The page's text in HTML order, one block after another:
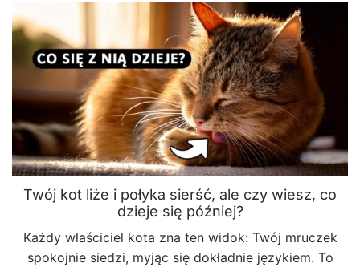
Twój kot liże i połyka sierść, ale czy wiesz, co
dzieje się później?
Każdy właściciel kota zna ten widok: Twój mruczek
spokojnie siedzi, myjąc się dokładnie językiem. To